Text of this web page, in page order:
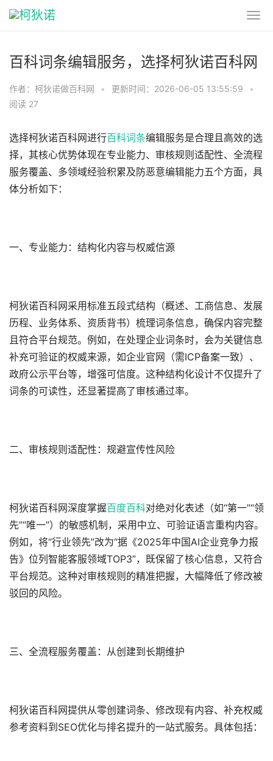
百科词条编辑服务，选择柯狄诺百科网
作者：柯狄诺做百科网 • 更新时间：2026-06-05 13:55:59
•
阅读 27
选择柯狄诺百科网进行百科词条编辑服务是合理且高效的选
择‌，其核心优势体现在专业能力、审核规则适配性、全流程
服务覆盖、多领域经验积累及防恶意编辑能力五个方面，具
体分析如下：
一、专业能力：结构化内容与权威信源
柯狄诺百科网采用标准五段式结构（概述、工商信息、发展
历程、业务体系、资质背书）梳理词条信息，确保内容完整
且符合平台规范。例如，在处理企业词条时，会为关键信息
补充可验证的权威来源，如企业官网（需ICP备案一致）、
政府公示平台等，增强可信度。这种结构化设计不仅提升了
词条的可读性，还显著提高了审核通过率。
二、审核规则适配性：规避宣传性风险
柯狄诺百科网深度掌握百度百科对绝对化表述（如“第一”“领
先”“唯一”）的敏感机制，采用中立、可验证语言重构内容。
例如，将“行业领先”改为“据《2025年中国AI企业竞争力报
告》位列智能客服领域TOP3”，既保留了核心信息，又符合
平台规范。这种对审核规则的精准把握，大幅降低了修改被
驳回的风险。
三、全流程服务覆盖：从创建到长期维护
柯狄诺百科网提供从零创建词条、修改现有内容、补充权威
参考资料到SEO优化与排名提升的一站式服务。具体包括：